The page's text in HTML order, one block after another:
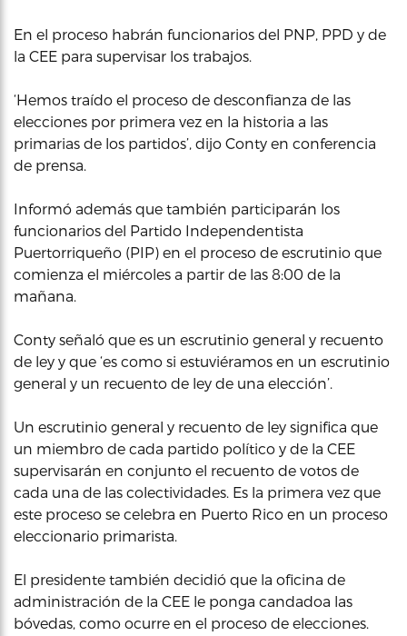
En el proceso habrán funcionarios del PNP, PPD y de
la CEE para supervisar los trabajos.
‘Hemos traído el proceso de desconfianza de las
elecciones por primera vez en la historia a las
primarias de los partidos’, dijo Conty en conferencia
de prensa.
Informó además que también participarán los
funcionarios del Partido Independentista
Puertorriqueño (PIP) en el proceso de escrutinio que
comienza el miércoles a partir de las 8:00 de la
mañana.
Conty señaló que es un escrutinio general y recuento
de ley y que ‘es como si estuviéramos en un escrutinio
general y un recuento de ley de una elección’.
Un escrutinio general y recuento de ley significa que
un miembro de cada partido político y de la CEE
supervisarán en conjunto el recuento de votos de
cada una de las colectividades. Es la primera vez que
este proceso se celebra en Puerto Rico en un proceso
eleccionario primarista.
El presidente también decidió que la oficina de
administración de la CEE le ponga candadoa las
bóvedas, como ocurre en el proceso de elecciones.